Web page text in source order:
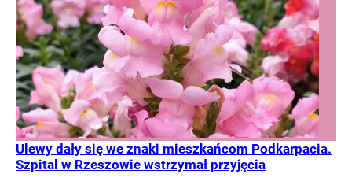
Ulewy dały się we znaki mieszkańcom Podkarpacia.
Szpital w Rzeszowie wstrzymał przyjęcia